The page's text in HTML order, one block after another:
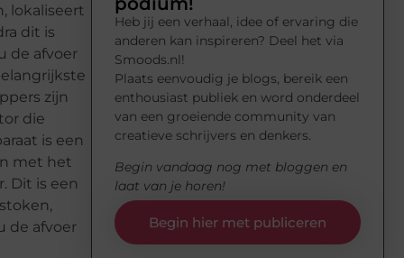
lokaliseert
dit is
de afvoer
zijn
die
is een
met het
Dit is een
de afvoer
Heb jij een verhaal, idee of ervaring die
anderen kan inspireren? Deel het via
Smoods.nl!
Plaats eenvoudig je blogs, bereik een
enthousiast publiek en word onderdeel
van een groeiende community van
creatieve schrijvers en denkers.
Begin vandaag nog met bloggen en
laat van je horen!
Begin hier met publiceren